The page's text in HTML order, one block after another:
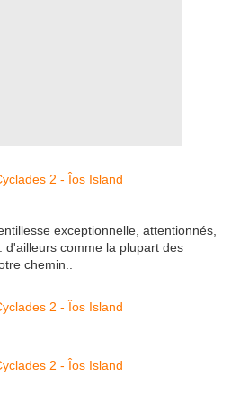
exceptionnelle, attentionnés,
d'ailleurs comme la plupart des
chemin..